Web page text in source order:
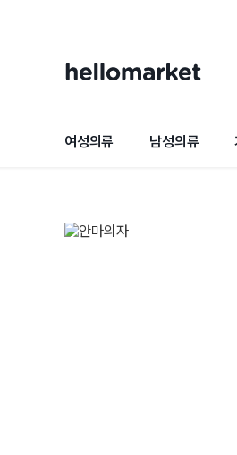
여성의류 남성의류